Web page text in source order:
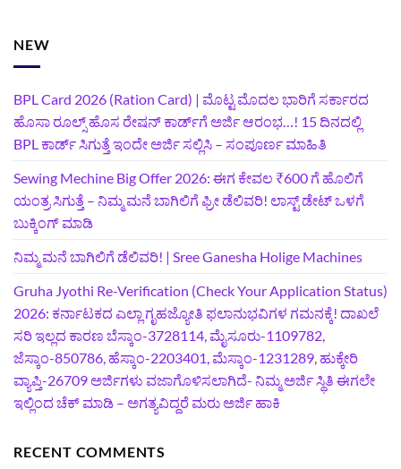
NEW
BPL Card 2026 (Ration Card) | ಮೊಟ್ಟ ಮೊದಲ ಭಾರಿಗೆ ಸರ್ಕಾರದ
ಹೊಸಾ ರೂಲ್ಸ್ ಹೊಸ ರೇಷನ್ ಕಾರ್ಡ್‌ಗೆ ಅರ್ಜಿ ಆರಂಭ…! 15 ದಿನದಲ್ಲಿ
BPL ಕಾರ್ಡ್ ಸಿಗುತ್ತೆ ಇಂದೇ ಅರ್ಜಿ ಸಲ್ಲಿಸಿ – ಸಂಪೂರ್ಣ ಮಾಹಿತಿ
Sewing Mechine Big Offer 2026: ಈಗ ಕೇವಲ ₹600 ಗೆ ಹೊಲಿಗೆ
ಯಂತ್ರ ಸಿಗುತ್ತೆ – ನಿಮ್ಮ ಮನೆ ಬಾಗಿಲಿಗೆ‍ ಫ್ರೀ ಡೆಲಿವರಿ! ಲಾಸ್ಟ್‌ ಡೇಟ್‌ ಒಳಗೆ
ಬುಕ್ಕಿಂಗ್‌ ಮಾಡಿ
ನಿಮ್ಮ ಮನೆ ಬಾಗಿಲಿಗೆ ಡೆಲಿವರಿ! | Sree Ganesha Holige Machines
Gruha Jyothi Re-Verification (Check Your Application Status)
2026: ಕರ್ನಾಟಕದ ಎಲ್ಲಾ ಗೃಹಜ್ಯೋತಿ ಫಲಾನುಭವಿಗಳ ಗಮನಕ್ಕೆ! ದಾಖಲೆ
ಸರಿ ಇಲ್ಲದ ಕಾರಣ ಬೆಸ್ಕಾಂ-3728114, ಮೈಸೂರು-1109782,
ಜೆಸ್ಕಾಂ-850786, ಹೆಸ್ಕಾಂ-2203401, ಮೆಸ್ಕಾಂ-1231289, ಹುಕ್ಕೇರಿ
ವ್ಯಾಪ್ತಿ-26709 ಅರ್ಜಿಗಳು ವಜಾಗೊಳಿಸಲಾಗಿದೆ- ನಿಮ್ಮ ಅರ್ಜಿ ಸ್ಥಿತಿ ಈಗಲೇ
ಇಲ್ಲಿಂದ ಚೆಕ್ ಮಾಡಿ – ಅಗತ್ಯವಿದ್ದರೆ ಮರು ಅರ್ಜಿ ಹಾಕಿ
RECENT COMMENTS